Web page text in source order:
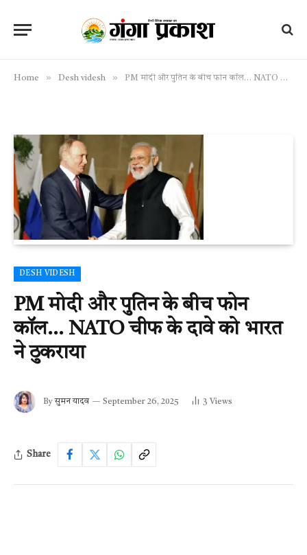
Home » Desh videsh » PM मोदी और पुतिन के बीच फोन कॉल… NATO चीफ के दावे को भारत ने ठुकराया
DESH VIDESH
PM मोदी और पुतिन के बीच फोन
कॉल… NATO चीफ के दावे को भारत
ने ठुकराया
By सुमन यादव September 26, 2025 3 Views
Share